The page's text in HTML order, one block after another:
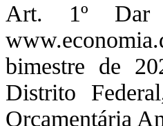
Art. 1º Dar
bimestre de
Distrito
Orçamentária